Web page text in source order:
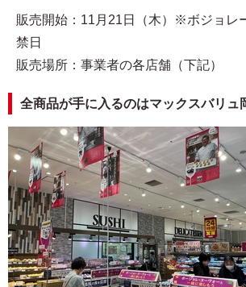
販売開始：11月21日（木）※ボジョレ
禁日
販売場所：事業者の各店舗（下記）
全商品が手に入るのはマックスバリュ